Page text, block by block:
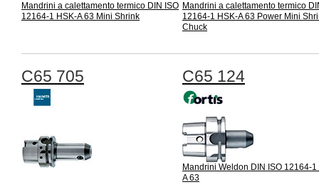
Mandrini a calettamento termico DIN ISO
12164-1 HSK-A 63 Mini Shrink
Mandrini a calettamento termico
12164-1 HSK-A 63 Power Mini
Chuck
C65 705 C65 124
Mandrini Weldon DIN ISO 12164-1
A 63